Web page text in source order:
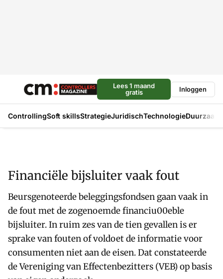
Lees 1 maand
gratis
Inloggen
ControllingSoft skillsStrategieJuridischTechnologie
Financiële bijsluiter vaak fout
Beursgenoteerde beleggingsfondsen gaan vaak in
de fout met de zogenoemde financiu00eble
bijsluiter. In ruim zes van de tien gevallen is er
sprake van fouten of voldoet de informatie voor
consumenten niet aan de eisen. Dat constateerde
de Vereniging van Effectenbezitters (VEB) op basis